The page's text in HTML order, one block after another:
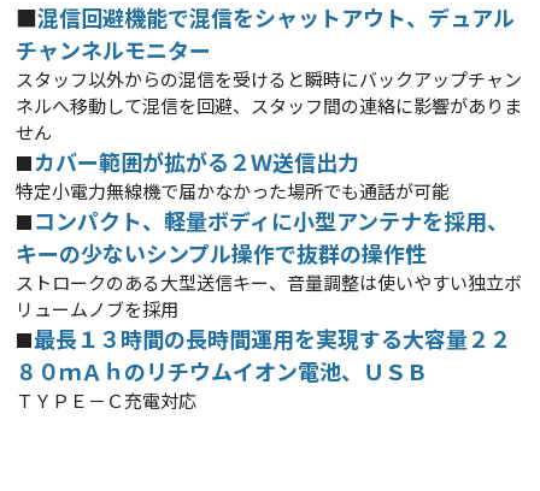
■混信回避機能で混信をシャットアウト、デュアル
チャンネルモニター
スタッフ以外からの混信を受けると瞬時にバックアップチャン
ネルへ移動して混信を回避、スタッフ間の連絡に影響がありま
せん
■カバー範囲が拡がる２Ｗ送信出力
特定小電力無線機で届かなかった場所でも通話が可能
■コンパクト、軽量ボディに小型アンテナを採用、
キーの少ないシンプル操作で抜群の操作性
ストロークのある大型送信キー、音量調整は使いやすい独立ボ
リュームノブを採用
■最長１３時間の長時間運用を実現する大容量２２
８０ｍＡｈのリチウムイオン電池、ＵＳＢ
ＴＹＰＥ－Ｃ充電対応